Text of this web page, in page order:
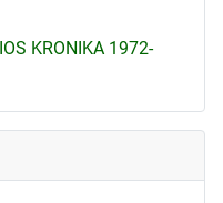
KRONIKA 1972-